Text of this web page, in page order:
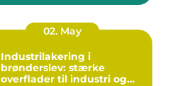
02. May
Industrilakering i
brønderslev: stærke
overflader til industri og